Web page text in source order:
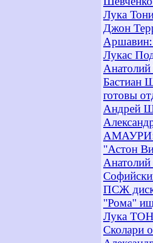
Лука
Джон
Аршавин:
Лукас
Бастиан
готовы
Андрей
АМАУРИ:
"Астон
ПСЖ
"Рома"
Лука
Сколари